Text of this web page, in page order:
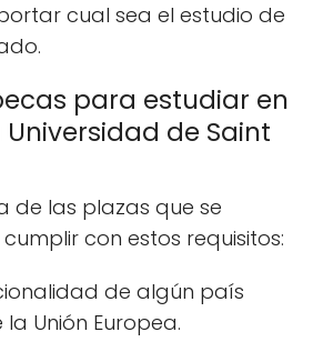
cual sea el estudio de
para estudiar en
Universidad de Saint
de las plazas que se
con estos requisitos:
de algún país
Unión Europea.